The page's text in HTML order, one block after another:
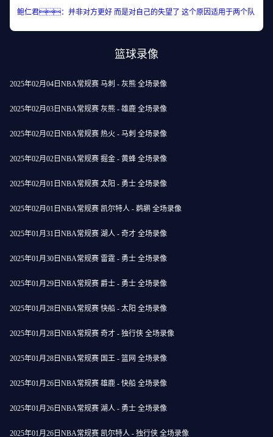
鲍仁君：并非对方更好 而是对自己的失望了 这个原因适用于两个队
篮球录像
2025年02月04日NBA常规赛 马刺 - 灰熊 全场录像
2025年02月03日NBA常规赛 灰熊 - 雄鹿 全场录像
2025年02月02日NBA常规赛 热火 - 马刺 全场录像
2025年02月02日NBA常规赛 掘金 - 黄蜂 全场录像
2025年02月01日NBA常规赛 太阳 - 勇士 全场录像
2025年02月01日NBA常规赛 凯尔特人 - 鹈鹕 全场录像
2025年01月31日NBA常规赛 湖人 - 奇才 全场录像
2025年01月30日NBA常规赛 雷霆 - 勇士 全场录像
2025年01月29日NBA常规赛 爵士 - 勇士 全场录像
2025年01月28日NBA常规赛 快船 - 太阳 全场录像
2025年01月28日NBA常规赛 奇才 - 独行侠 全场录像
2025年01月28日NBA常规赛 国王 - 篮网 全场录像
2025年01月26日NBA常规赛 雄鹿 - 快船 全场录像
2025年01月26日NBA常规赛 湖人 - 勇士 全场录像
2025年01月26日NBA常规赛 凯尔特人 - 独行侠 全场录像